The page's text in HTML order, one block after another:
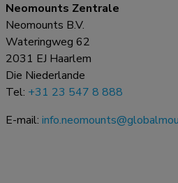
Neomounts Zentrale
Neomounts B.V.
Wateringweg 62
2031 EJ Haarlem
Die Niederlande
Tel: +31 23 547 8 888
E-mail: